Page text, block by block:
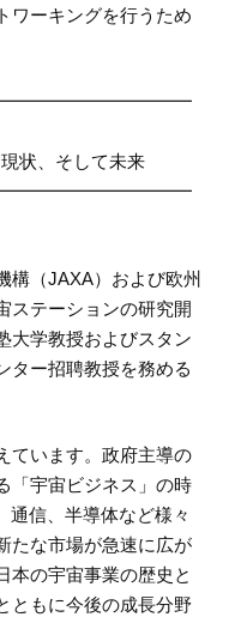
ワーキングを行うため
状、そして未来
構（JAXA）および欧州
ステーションの研究開
大学教授およびスタン
ター招聘教授を務める
ています。政府主導の
「宇宙ビジネス」の時
通信、半導体など様々
たな市場が急速に広が
本の宇宙事業の歴史と
ともに今後の成長分野